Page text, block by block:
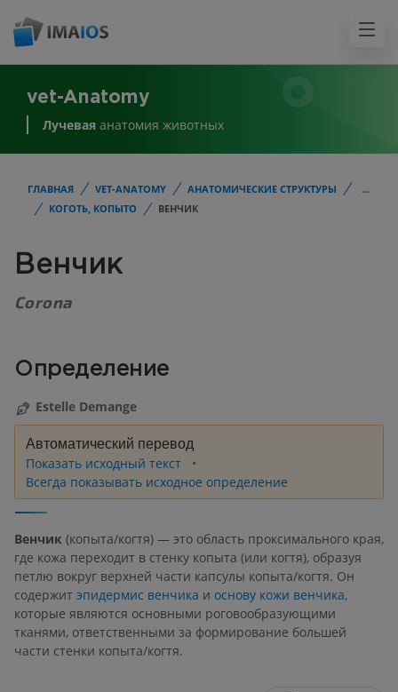
vet-Anatomy
Лучевая анатомия животных
ГЛАВНАЯ VET-ANATOMY АНАТОМИЧЕСКИЕ СТРУКТУРЫ
...
КОГОТЬ, КОПЫТО
ВЕНЧИК
Венчик
Corona
Определение
Estelle Demange
Автоматический перевод
Показать исходный текст
Всегда показывать исходное определение
Венчик (копыта/когтя) — это область проксимального края,
где кожа переходит в стенку копыта (или когтя), образуя
петлю вокруг верхней части капсулы копыта/когтя. Он
содержит эпидермис венчика и основу кожи венчика,
которые являются основными роговообразующими
тканями, ответственными за формирование большей
части стенки копыта/когтя.